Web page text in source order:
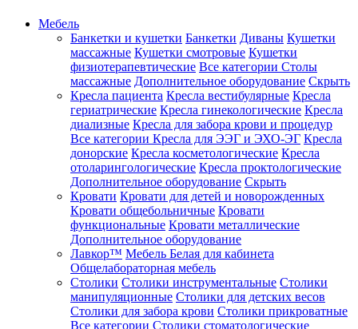
Мебель
Банкетки и кушетки Банкетки Диваны Кушетки
массажные Кушетки смотровые Кушетки
физиотерапевтические Все категории Столы
массажные Дополнительное оборудование Скрыть
Кресла пациента Кресла вестибулярные Кресла
гериатрические Кресла гинекологические Кресла
диализные Кресла для забора крови и процедур
Все категории Кресла для ЭЭГ и ЭХО-ЭГ Кресла
донорские Кресла косметологические Кресла
отоларингологические Кресла проктологические
Дополнительное оборудование Скрыть
Кровати Кровати для детей и новорожденных
Кровати общебольничные Кровати
функциональные Кровати металлические
Дополнительное оборудование
Лавкор™ Мебель Белая для кабинета
Общелабораторная мебель
Столики Столики инструментальные Столики
манипуляционные Столики для детских весов
Столики для забора крови Столики прикроватные
Все категории Столики стоматологические